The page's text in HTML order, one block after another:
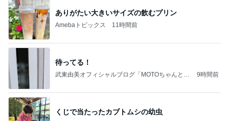
ありがたい大きいサイズの飲むプリン
Amebaトピックス 11時間前
待ってる！
武東由美オフィシャルブログ「MOTOちゃんとの
9時間前
くじで当たったカブトムシの幼虫